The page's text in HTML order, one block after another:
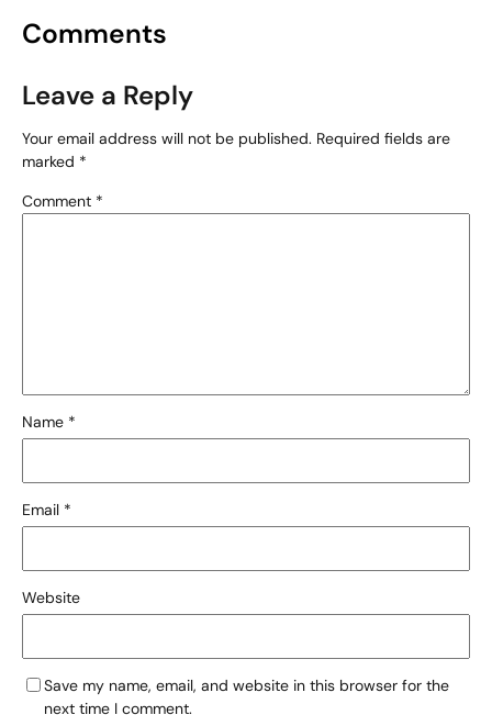
Comments
Leave a Reply
Your email address will not be published. Required fields are
marked *
Comment *
Name *
Email *
Website
Save my name, email, and website in this browser for the
next time I comment.